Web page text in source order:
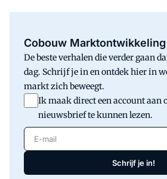
Cobouw Marktontwikkeling
De beste verhalen die verder gaan
dag. Schrijf je in en ontdek hier in
markt zich beweegt.
Ik maak direct een account aan
nieuwsbrief te kunnen lezen.
E-mail
Schrijf je in!